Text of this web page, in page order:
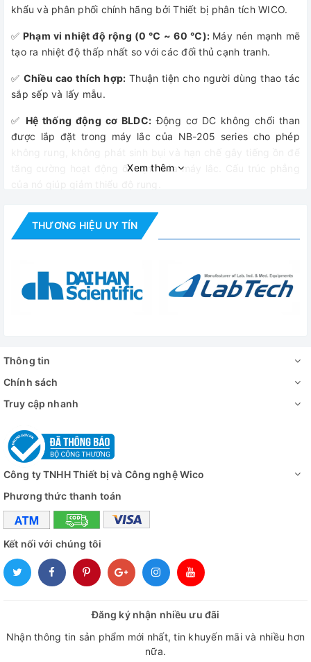
khẩu và phân phối chính hãng bởi Thiết bị phân tích WICO.
✅ Phạm vi nhiệt độ rộng (0 ℃ ~ 60 ℃): Máy nén mạnh mẽ
tạo ra nhiệt độ thấp nhất so với các đối thủ cạnh tranh.
✅ Chiều cao thích hợp: Thuận tiện cho người dùng thao tác
sắp sếp và lấy mẫu.
✅ Hệ thống động cơ BLDC: Động cơ DC không chổi than
được lắp đặt trong máy lắc của NB-205 series cho phép
tăng cường hoạt động ổn định của máy lắc. Cấu trúc phẳng
Tự động dừng khi mở cửa:Máy lắc tự động dừng nếu cửa
được mở an toàn khi sử dụng.
mẫu hoặc trạng thái làm việc của máy lắc trong buồng thông
qua cửa sổ ở tâm cửa mà không cần mở cửa.
Hệ thống chiếu sáng (Tùy chọn khi đặt hàng):
cầu, đèn huỳnh quang hoặc đèn UV có thể phù hợp với độ
sáng mong muốn. Tùy chọn này được cung cấp với bộ hẹn
Xem thêm
THƯƠNG HIỆU UY TÍN
Thông tin
Chính sách
Truy cập nhanh
Công ty TNHH Thiết bị và Công nghệ Wico
Phương thức thanh toán
Kết nối với chúng tôi
Đăng ký nhận nhiều ưu đãi
Nhận thông tin sản phẩm mới nhất, tin khuyến mãi và nhiều hơn
nữa.